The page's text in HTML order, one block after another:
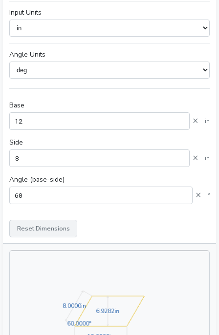
Input Units
Angle Units
Base
× in
Side
× in
Angle (base-side)
× °
Reset Dimensions
8.0000in8.0000in
6.9282in6.9282in
60.0000°60.0000°